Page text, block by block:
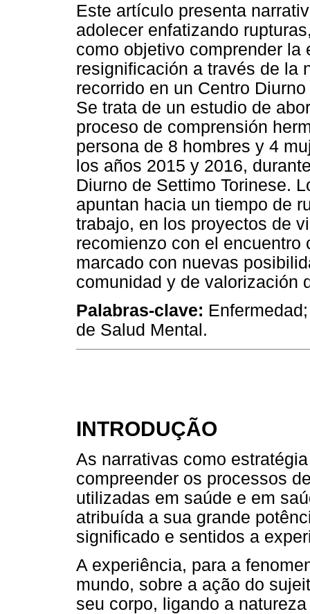
Este artículo presenta
adolecer enfatizando
como objetivo comprender
resignificación a través de la
recorrido en un Centro
Se trata de un estudio de
proceso de comprensión
persona de 8 hombres y 4
los años 2015 y 2016,
Diurno de Settimo Torinese.
apuntan hacia un tiempo de
trabajo, en los proyectos de
recomienzo con el encuentro
marcado con nuevas
comunidad y de valorización
Palabras-clave:
de Salud Mental.
INTRODUÇÃO
As narrativas como
compreender os processos
utilizadas em saúde e em
atribuída a sua grande
significado e sentidos a
A experiência, para a
mundo, sobre a ação do
seu corpo, ligando a